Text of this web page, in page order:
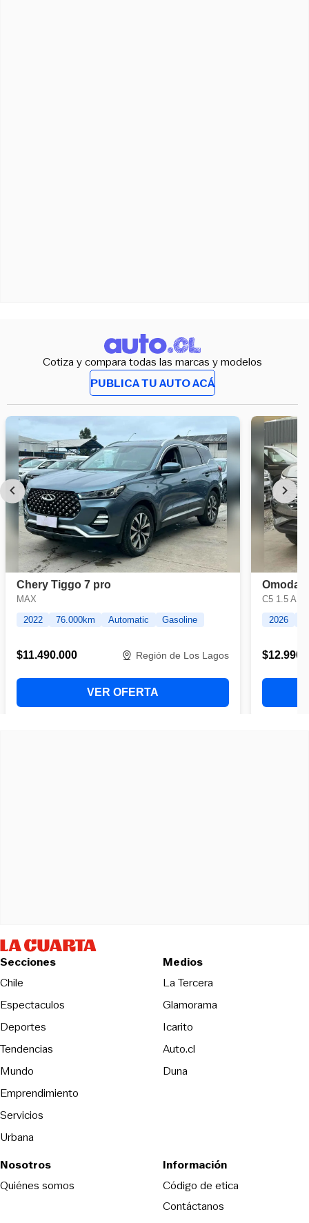
Cotiza y compara todas las marcas y modelos
PUBLICA TU AUTO ACÁ
Secciones
Chile
Espectaculos
Deportes
Tendencias
Mundo
Emprendimiento
Servicios
Urbana
Medios
La TerceraOpens in new
Glamorama
Icarito
Auto.cl
DunaOpens in new window
Nosotros
Quiénes somos
Información
Código de eticaOpens in new
Contáctanos